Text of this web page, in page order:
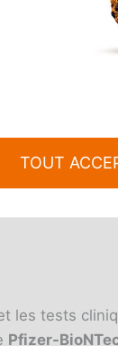
les tests
Pfizer-
TOUT